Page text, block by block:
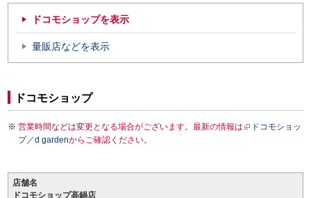
ドコモショップを表示
量販店などを表示
ドコモショップ
営業時間などは変更となる場合がございます。最新の情報は
ドコモショッ
プ／d gardenからご確認ください。
店舗名
ドコモショップ高鍋店